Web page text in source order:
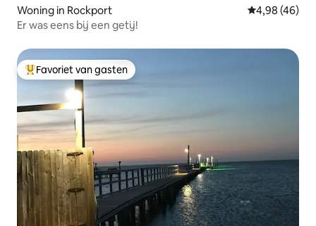
Woning in Rockport Gemiddelde
4,98 (46)
Er was eens bij een getij!
Topfavoriet van gasten
Favoriet van gasten